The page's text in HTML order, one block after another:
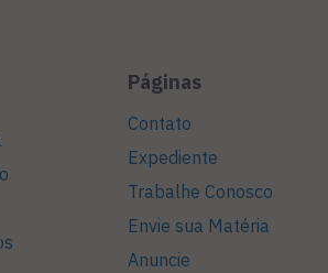
Páginas
Contato
Expediente
Trabalhe Conosco
Envie sua Matéria
Anuncie